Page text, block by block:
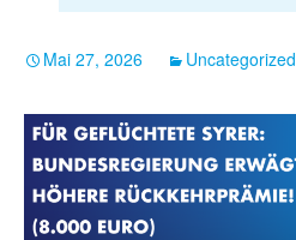
Mai 27, 2026 Uncategorized